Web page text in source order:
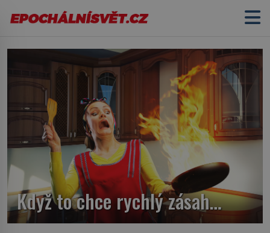
Když to chce rychlý zásah…